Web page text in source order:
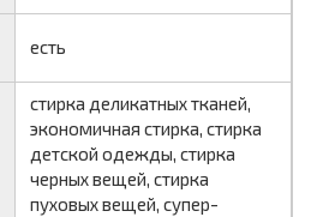
есть
стирка деликатных тканей,
экономичная стирка, стирка
детской одежды, стирка
черных вещей, стирка
пуховых вещей, супер-